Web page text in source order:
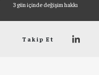
3 gün içinde değişim hakkı
Takip Et